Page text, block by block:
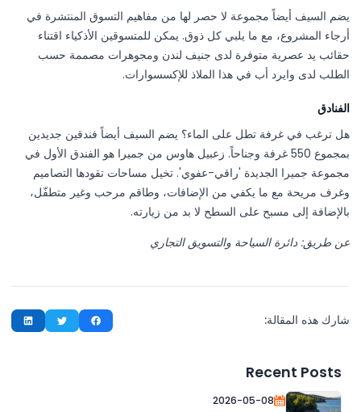
يضم السيف أيضاً مجموعة لا حصر لها من مفاهيم التسوق المنتشرة في
أرجاء المشروع، مع ما يلبي كل ذوق. يمكن للمتسوقين الأذكياء اقتناء
حقائب يد عصرية متوفرة لدى جنيف لندن ومجوهرات مصممة حسب
الطلب لدى وايرد أب في هذا الملاذ للإكسسوارات.
الفنادق
هل ترغب في غرفة تطل على الماء؟ يضم السيف أيضاً فندقين جديدين
بمجموع 550 غرفة وجناحاً. زعبيل هاوس من جميرا هو الفندق الأول في
مجموعة جميرا الجديدة 'راقي-عفوي'. تخيل مساحات تقودها التصاميم
وغرف مريحة مع ما يكفي من الإضافات، وطاقم مرحب وغير متطفّل،
بالإضافة إلى مسبح على السطح لا بد من زيارته.
عن طريق: دائرة السياحة والتسويق التجاري
شارك هذه المقالة:
Recent Posts
2026-05-08